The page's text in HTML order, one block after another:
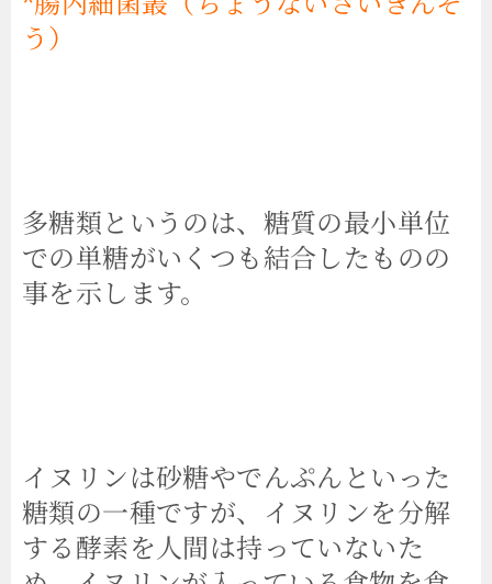
う）
多糖類というのは、糖質の最小単位
での単糖がいくつも結合したものの
事を示します。
イヌリンは砂糖やでんぷんといった
糖類の一種ですが、イヌリンを分解
する酵素を人間は持っていないた